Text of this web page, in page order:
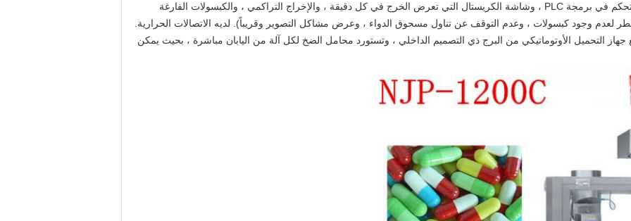
اعتماد واجهة الإنسان والآلة (بما في ذلك وحدة التحكم في برمجة PLC ، وشاشة الكريستال التي تعرض الخرج في كل دقيقة ، والإخراج التراكمي ، والكبسولات الفارغة
لعدم وجود كبسولات ، وعدم التوقف عن تناول مسحوق الدواء ، وعرض مشاكل التصوير وقريباً). لديه الاتصالات الحرارية.
جهاز التحميل الأوتوماتيكي من البرج ذي التصميم الداخلي ، وتستورد محامل الضخ لكل آلة من اليابان مباشرة ، بحيث يمكن